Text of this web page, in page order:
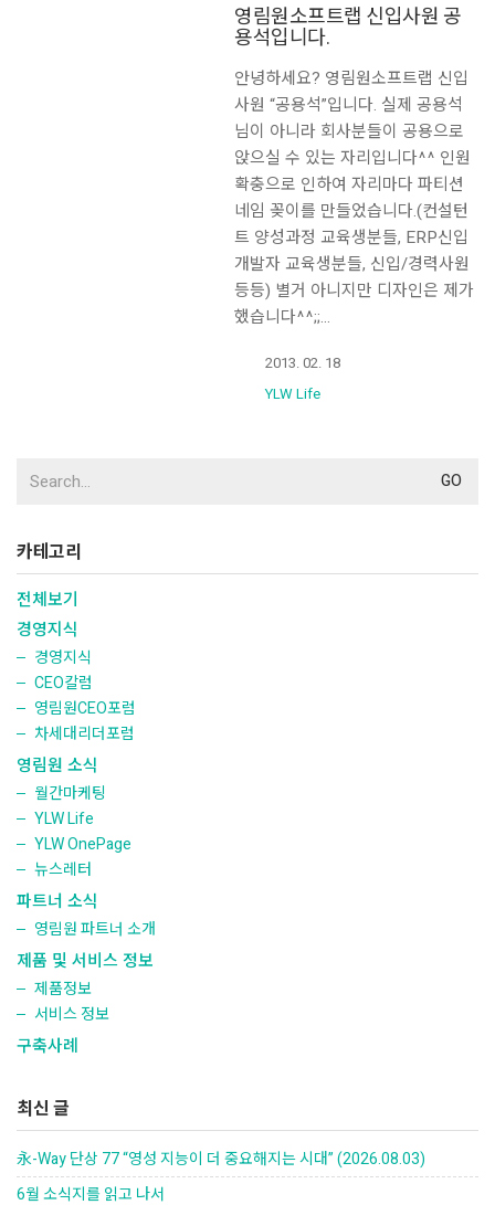
영림원소프트랩 신입사원 공
용석입니다.
안녕하세요? 영림원소프트랩 신입
사원 “공용석”입니다. 실제 공용석
님이 아니라 회사분들이 공용으로
앉으실 수 있는 자리입니다^^ 인원
확충으로 인하여 자리마다 파티션
네임 꽂이를 만들었습니다.(컨설턴
트 양성과정 교육생분들, ERP신입
개발자 교육생분들, 신입/경력사원
등등) 별거 아니지만 디자인은 제가
했습니다^^;;…
2013. 02. 18
YLW Life
for:
카테고리
전체보기
경영지식
경영지식
CEO칼럼
영림원CEO포럼
차세대리더포럼
영림원 소식
월간마케팅
YLW Life
YLW OnePage
뉴스레터
파트너 소식
영림원 파트너 소개
제품 및 서비스 정보
제품정보
서비스 정보
구축사례
최신 글
永-Way 단상 77 “영성 지능이 더 중요해지는 시대” (2026.08.03)
6월 소식지를 읽고 나서